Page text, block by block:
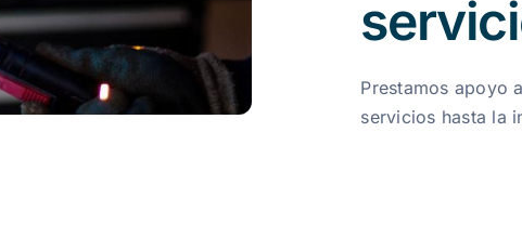
Prestamos apoyo
servicios hasta la